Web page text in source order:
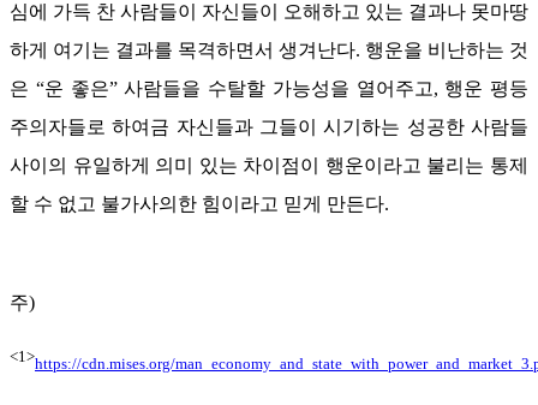
심에 가득 찬 사람들이 자신들이 오해하고 있는 결과나 못마땅
하게 여기는 결과를 목격하면서 생겨난다. 행운을 비난하는 것
은 “운 좋은” 사람들을 수탈할 가능성을 열어주고, 행운 평등
주의자들로 하여금 자신들과 그들이 시기하는 성공한 사람들
사이의 유일하게 의미 있는 차이점이 행운이라고 불리는 통제
할 수 없고 불가사의한 힘이라고 믿게 만든다.
주)
<1>https://cdn.mises.org/